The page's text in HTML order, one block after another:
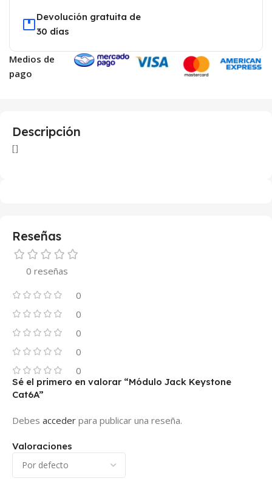
Devolución gratuita de
30 días
Medios de
pago
Descripción
[]
Reseñas
0 reseñas
0
0
0
0
0
Valoraciones
Sé el primero en valorar “Módulo Jack Keystone
Cat6A”
Debes acceder para publicar una reseña.